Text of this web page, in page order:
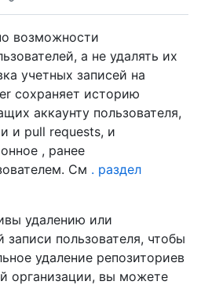
возможности
а не удалять их
учетных записей на
сохраняет историю
аккаунту пользователя,
и pull requests, и
, ранее
См . раздел
удалению или
записи пользователя, чтобы
удаление репозиториев
организации, вы можете